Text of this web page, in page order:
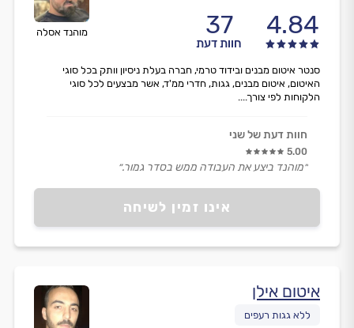
מוהנד אסלה 4.84
37
חוות דעת
אינו זמין לשיחה
סנטר איטום מבנים ובידוד טרמי, חברה בעלת ניסיון וותק בכל סוגי
האיטום, איטום מבנים, גגות, חדרי ממ'ד, אשר מבצעים לכל סוגי
הלקוחות לפי צורך....
חוות דעת של שני
5.00
״מוהנד ביצע את העבודה ממש בסדר גמור.״
איטום אילן